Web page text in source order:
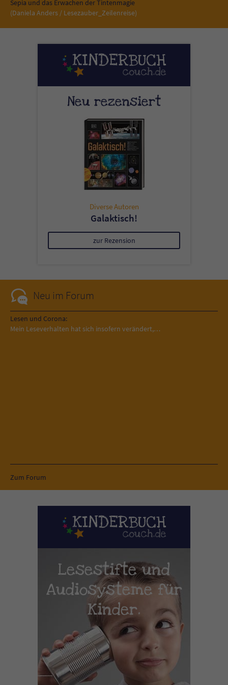
Sepia und das Erwachen der Tintenmagie
(Daniela Anders / Lesezauber_Zeilenreise)
Neu rezensiert
Diverse Autoren
Galaktisch!
zur Rezension
Neu im Forum
Lesen und Corona:
Mein Leseverhalten hat sich insofern verändert,…
Zum Forum
Lesestifte und
Audiosysteme für
Kinder.
Sicherheitscode des Kontaktformulars zu
überprüfen.